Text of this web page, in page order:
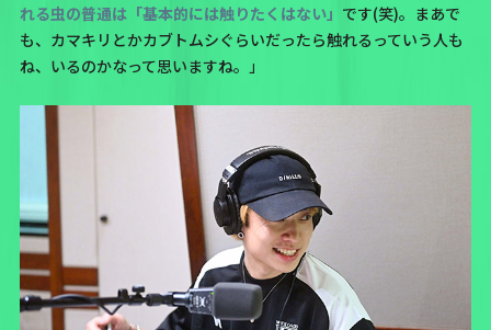
れる虫の普通は「基本的には触りたくはない」 です(笑)。まあで
も、カマキリとかカブトムシぐらいだったら触れるっていう人も
ね、いるのかなって思いますね。」